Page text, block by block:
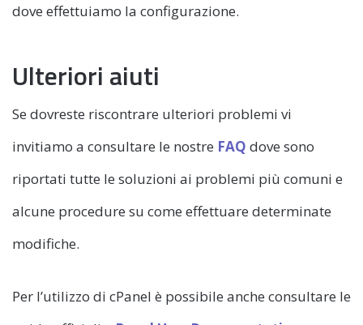
dove effettuiamo la configurazione.
Ulteriori aiuti
Se dovreste riscontrare ulteriori problemi vi
invitiamo a consultare le nostre FAQ dove sono
riportati tutte le soluzioni ai problemi più comuni e
alcune procedure su come effettuare determinate
modifiche.
Per l’utilizzo di cPanel è possibile anche consultare le